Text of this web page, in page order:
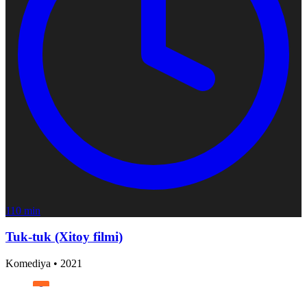
110 min
Tuk-tuk (Xitoy filmi)
Komediya • 2021